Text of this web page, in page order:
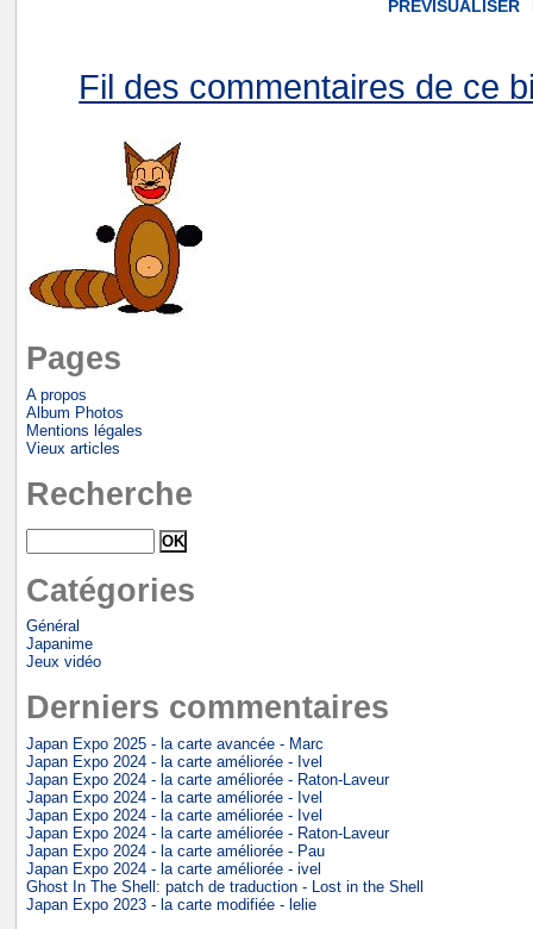
Fil des commentaires de ce
Pages
A propos
Album Photos
Mentions légales
Vieux articles
Recherche
Catégories
Général
Japanime
Jeux vidéo
Derniers commentaires
Japan Expo 2025 - la carte avancée - Marc
Japan Expo 2024 - la carte améliorée - Ivel
Japan Expo 2024 - la carte améliorée - Raton-Laveur
Japan Expo 2024 - la carte améliorée - Ivel
Japan Expo 2024 - la carte améliorée - Ivel
Japan Expo 2024 - la carte améliorée - Raton-Laveur
Japan Expo 2024 - la carte améliorée - Pau
Japan Expo 2024 - la carte améliorée - ivel
Ghost In The Shell: patch de traduction - Lost in the Shell
Japan Expo 2023 - la carte modifiée - lelie